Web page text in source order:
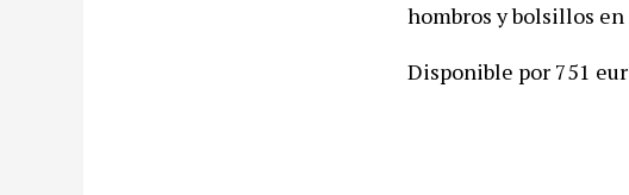
hombros y bolsillos
Disponible por 751